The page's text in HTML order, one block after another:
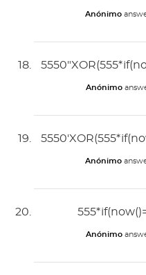
Anónimo
Anónimo
Anónimo
Anónimo